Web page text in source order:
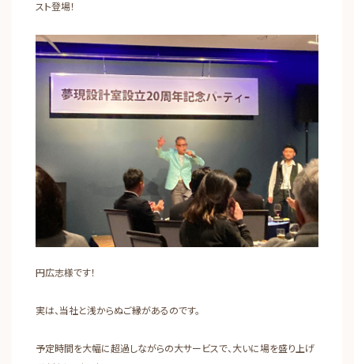
スト登場！
円広志様です！
実は、当社と浅からぬご縁があるのです。
予定時間を大幅に超過しながらの大サービスで、大いに場を盛り上げ